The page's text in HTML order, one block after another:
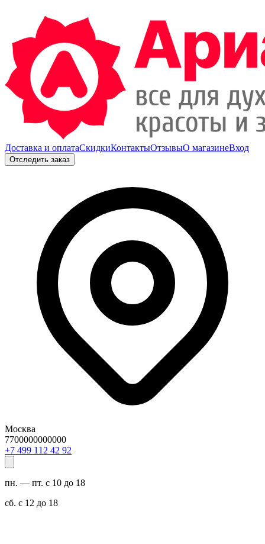
Доставка и оплатаСкидкиКонтактыОтзывыО магазинеВход
Отследить заказ
Москва
7700000000000
29 24 211 994 7+
пн. — пт. с 10 до 18
сб. с 12 до 18